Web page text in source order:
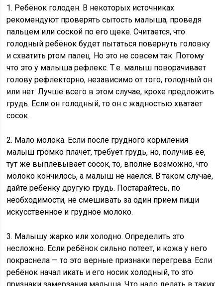
1. Ребёнок голоден. В некоторых источниках
рекомендуют проверять сытость малыша, проведя
пальцем или соской по его щеке. Считается, что
голодный ребёнок будет пытаться повернуть головку
и схватить ртом палец. Но это не совсем так. Потому
что это у малыша рефлекс. Т.е. малыш поворачивает
голову рефлекторно, независимо от того, голодный он
или нет. Лучше всего в этом случае, крохе предложить
грудь. Если он голодный, то он с жадностью хватает
сосок.
2. Мало молока. Если после грудного кормления
малыш громко плачет, требует грудь, но, получив её,
тут же выплёвывает сосок, то, вполне возможно, что
молоко кончилось, а малыш не наелся. В таком случае,
дайте ребёнку другую грудь. Постарайтесь, по
необходимости, не смешивать за один приём пищи
искусственное и грудное молоко.
3. Малышу жарко или холодно. Определить это
несложно. Если ребёнок сильно потеет, и кожа у него
покраснела — то это верные признаки перегрева. Если
ребёнок начал икать и его носик холодный, то это